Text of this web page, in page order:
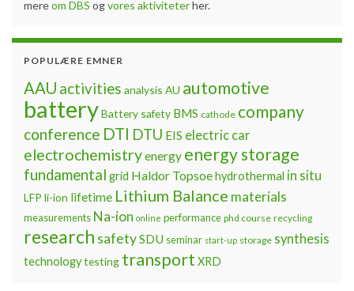
mereom DBS ogvores aktiviteterher.
POPULÆRE EMNER
AAU activities analysis AU automotive
batteryBattery safety BMS cathode company
conference DTI DTU EIS electric car
electrochemistryenergy energy storage
fundamental grid Haldor Topsoehydrothermal in situ
LFP li-ion lifetime Lithium Balance materials
measurements Na-ion online performance phd course recycling
research safetySDU seminar start-up storage synthesis
technologytesting transport XRD